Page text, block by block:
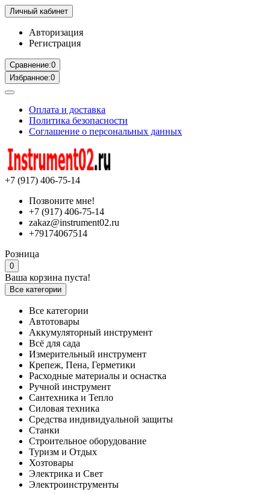
Личный кабинет
Авторизация
Регистрация
Сравнение:0
Избранное:0
Оплата и доставка
Политика безопасности
Соглашение о персональных данных
+7 (917) 406-75-14
Позвоните мне!
+7 (917) 406-75-14
zakaz@instrument02.ru
+79174067514
Розница
0
Ваша корзина пуста!
Все категории
Все категории
Автотовары
Аккумуляторный инструмент
Всё для сада
Измерительный инструмент
Крепеж, Пена, Герметики
Расходные материалы и оснастка
Ручной инструмент
Сантехника и Тепло
Силовая техника
Средства индивидуальной защиты
Станки
Строительное оборудование
Туризм и Отдых
Хозтовары
Электрика и Свет
Электроинструменты